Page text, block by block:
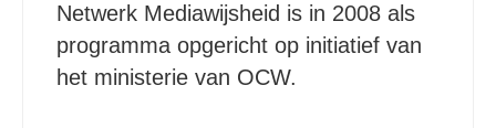
Netwerk Mediawijsheid is in 2008 als
programma opgericht op initiatief van
het ministerie van OCW.